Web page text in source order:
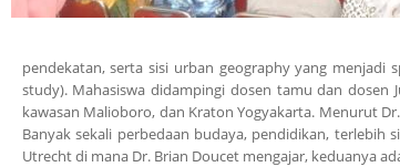
pendekatan, serta sisi urban geography yang menjadi
study). Mahasiswa didampingi dosen tamu dan dosen
kawasan Malioboro, dan Kraton Yogyakarta. Menurut
Banyak sekali perbedaan budaya, pendidikan, terlebih
Utrecht di mana Dr. Brian Doucet mengajar, keduanya